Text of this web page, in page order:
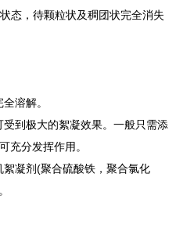
，待颗粒状及稠团状完全消失
溶解。
到极大的絮凝效果。一般只需添
充分发挥作用。
凝剂(聚合硫酸铁，聚合氯化